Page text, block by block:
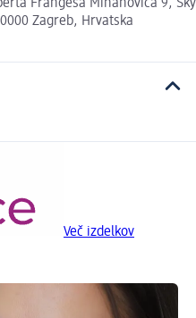
Frangeša Mihanovića 9, Sky
Zagreb, Hrvatska
Več izdelkov